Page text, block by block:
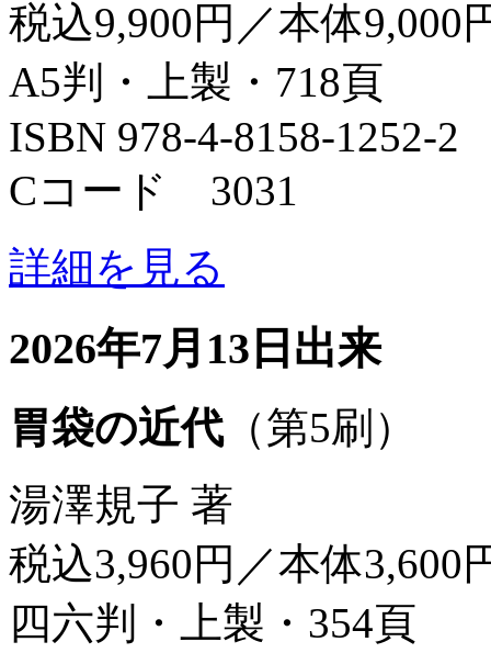
税込9,900円／本体9,000
A5判・上製・718頁
ISBN 978-4-8158-1252-2
Cコード 3031
詳細を見る
2026年7月13日出来
胃袋の近代（第5刷）
湯澤規子 著
税込3,960円／本体3,600
四六判・上製・354頁